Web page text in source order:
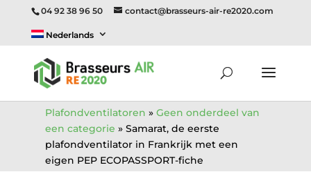
Plafondventilatoren » Geen onderdeel van
een categorie » Samarat, de eerste
plafondventilator in Frankrijk met een
eigen PEP ECOPASSPORT-fiche
04 92 38 96 50 contact@brasseurs-air-re2020.com
Nederlands